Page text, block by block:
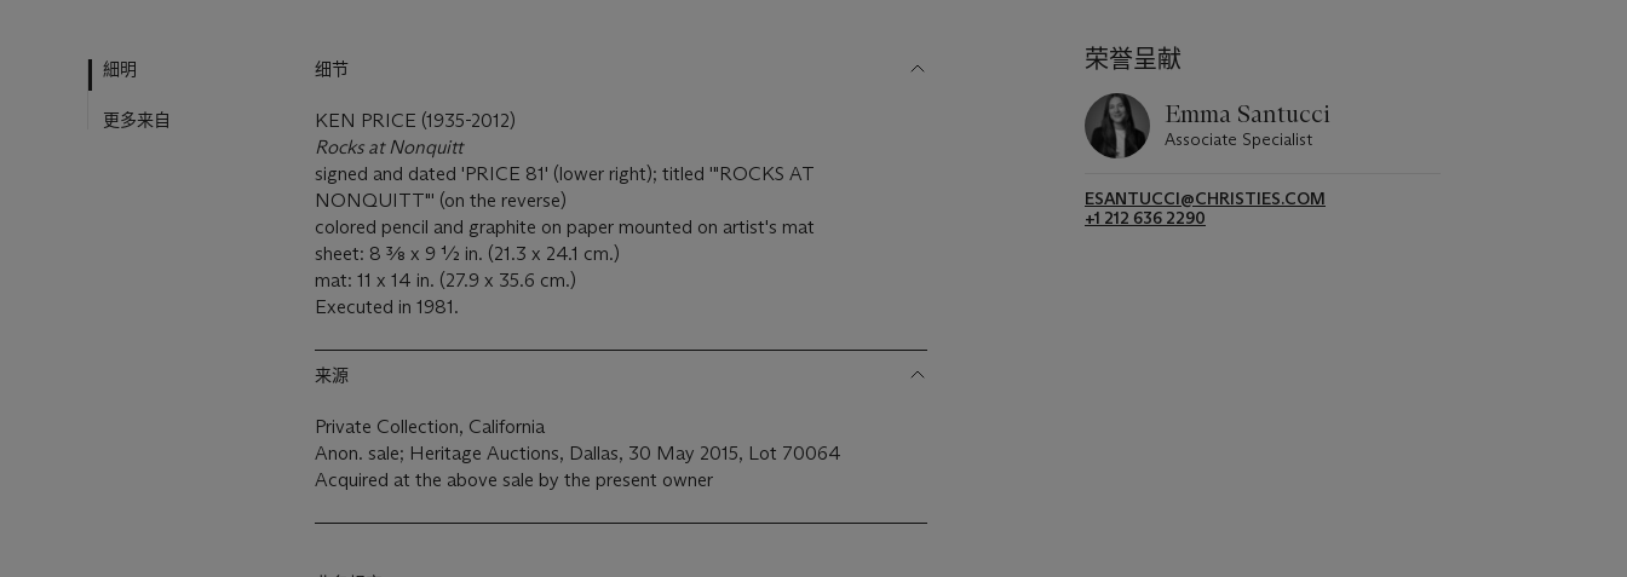
細明
更多来自
细节
KEN PRICE (1935-2012)
Rocks at Nonquitt
signed and dated 'PRICE 81' (lower right); titled '"ROCKS AT
NONQUITT"' (on the reverse)
colored pencil and graphite on paper mounted on artist's mat
sheet: 8 3⁄8 x 9 ½ in. (21.3 x 24.1 cm.)
mat: 11 x 14 in. (27.9 x 35.6 cm.)
Executed in 1981.
来源
Private Collection, California
Anon. sale; Heritage Auctions, Dallas, 30 May 2015, Lot 70064
Acquired at the above sale by the present owner
荣誉呈献
Emma Santucci
Associate Specialist
ESANTUCCI@CHRISTIES.COM
+1 212 636 2290